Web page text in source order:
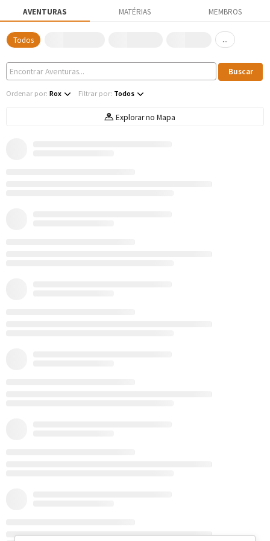
AVENTURAS MATÉRIAS MEMBROS
Todos ...
Ordenar por: Rox Filtrar por: Todos
Explorar no Mapa